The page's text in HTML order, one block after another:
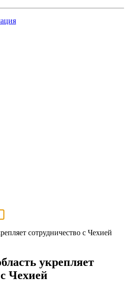
сотрудничество с Чехией
укрепляет
Чехией